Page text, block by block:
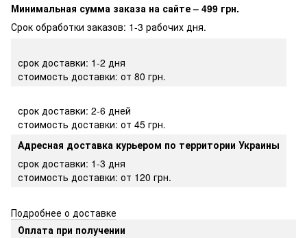
Минимальная сумма заказа на сайте – 499 грн.
Срок обработки заказов: 1-3 рабочих дня.
срок доставки: 1-2 дня
стоимость доставки: от 80 грн.
срок доставки: 2-6 дней
стоимость доставки: от 45 грн.
Адресная доставка курьером по территории Украины
срок доставки: 1-3 дня
стоимость доставки: от 120 грн.
Подробнее о доставке
Оплата при получении